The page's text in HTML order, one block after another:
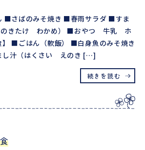
■さばのみそ焼き ■春雨サラダ ■すま
のきたけ わかめ） ■おやつ 牛乳 ホ
】 ■ごはん（軟飯） ■白身魚のみそ焼き
汁（はくさい えのき […]
続きを読む